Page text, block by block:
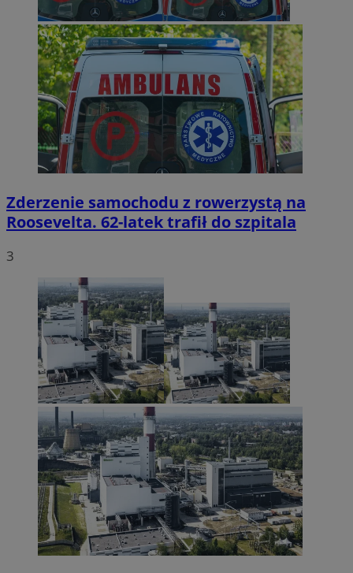
Zderzenie samochodu z rowerzystą na
Roosevelta. 62-latek trafił do szpitala
3